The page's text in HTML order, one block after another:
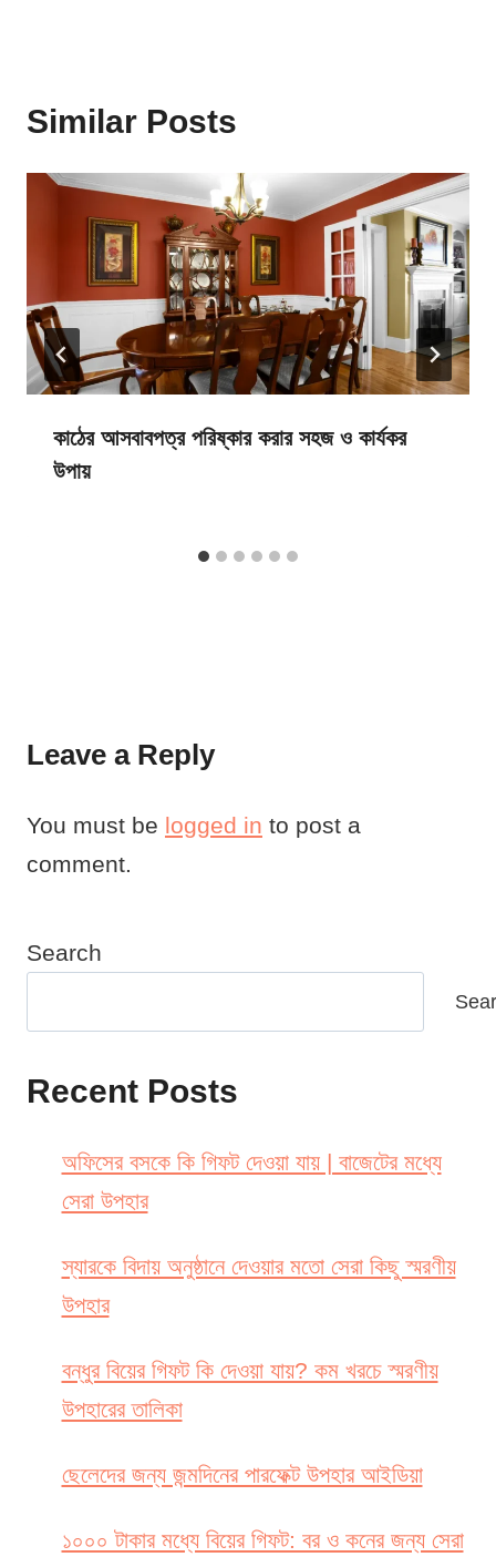
Similar Posts
কাঠের আসবাবপত্র পরিষ্কার করার সহজ ও কার্যকর
উপায়
Leave a Reply
You must be logged in to post a
comment.
Search
Recent Posts
অফিসের বসকে কি গিফট দেওয়া যায় | বাজেটের মধ্যে
সেরা উপহার
স্যারকে বিদায় অনুষ্ঠানে দেওয়ার মতো সেরা কিছু স্মরণীয়
উপহার
বন্ধুর বিয়ের গিফট কি দেওয়া যায়? কম খরচে স্মরণীয়
উপহারের তালিকা
ছেলেদের জন্য জন্মদিনের পারফেক্ট উপহার আইডিয়া
১০০০ টাকার মধ্যে বিয়ের গিফট: বর ও কনের জন্য সেরা